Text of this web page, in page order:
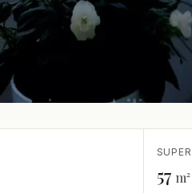
57 m²